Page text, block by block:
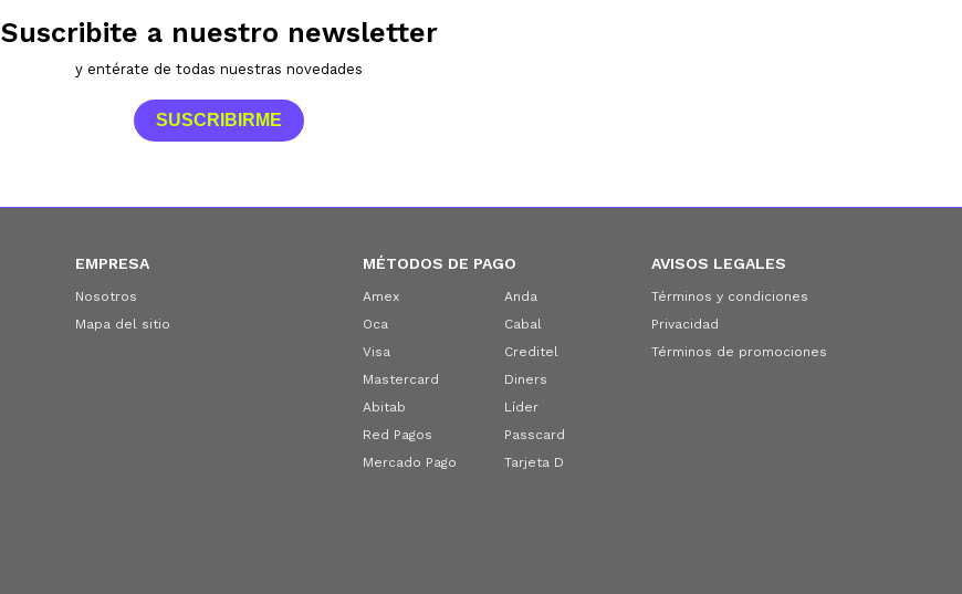
EMPRESA
Nosotros
Mapa del sitio
MÉTODOS DE PAGO
Amex
Oca
Visa
Mastercard
Abitab
Red Pagos
Mercado Pago
Anda
Cabal
Creditel
Diners
Líder
Passcard
Tarjeta D
AVISOS LEGALES
Términos y condiciones
Privacidad
Términos de promociones
Suscribite a nuestro newsletter
y entérate de todas nuestras novedades
SUSCRIBIRME